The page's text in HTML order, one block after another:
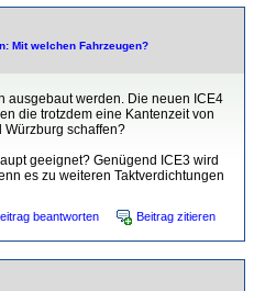
Mit welchen Fahrzeugen?
ausgebaut werden. Die neuen ICE4
die trotzdem eine Kantenzeit von
schaffen?
geeignet? Genügend ICE3 wird
es zu weiteren Taktverdichtungen
beantworten Beitrag zitieren